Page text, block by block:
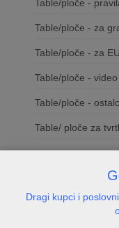
Table/ploče -
Table/ploče - za
Table/ploče - za
Table/ploče -
Table/ploče - ostalo
Table/ ploče za
Natpisne pločice
Dragi kupci i